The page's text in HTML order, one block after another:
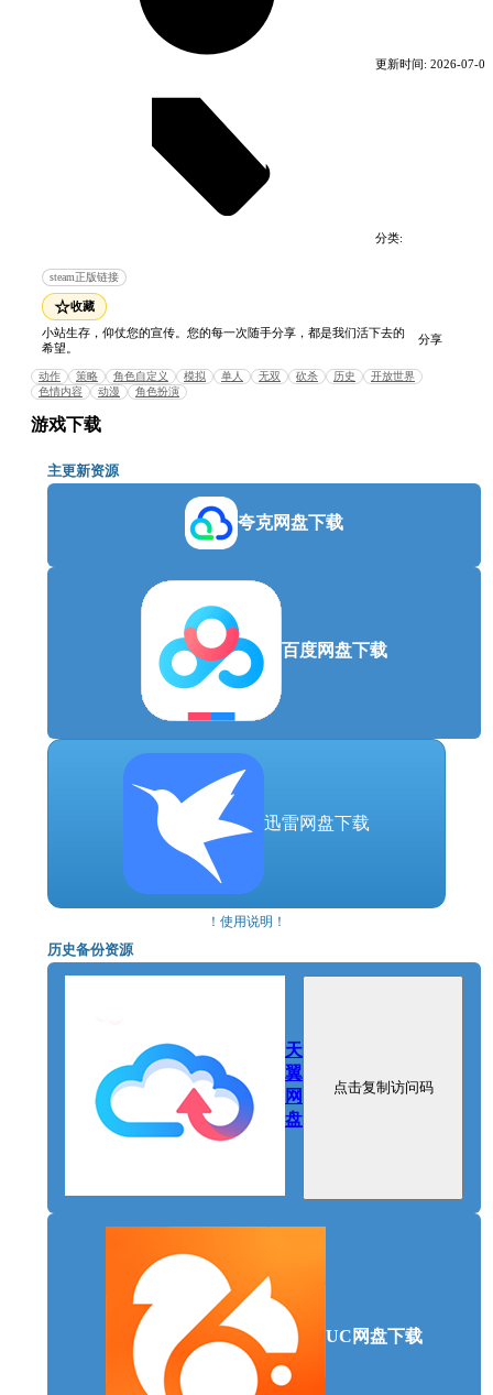
※《真・三国无双８ 帝国 Deluxe Edition》亦现正发
售中。购买时敬请留意。
需要 64 位处理器和操作系统
处理器: Intel Core i5 4460 or over
内存: 6 GB RAM
显卡: NVIDIA GeForce GTX 760（2GB） /
AMD Radeon R7 370（4GB）or over
网络: 宽带互联网连接
声卡: 16 bit stereo, 48KHz WAVE file can be
附注事项: Set the graphics quality to Low from
"Graphics Settings (Advanced)". This will
automatically adjust the settings @ 1280x720.
需要 64 位处理器和操作系统
操作系统: Windows® 10, 64bit
处理器: Intel Core i7 3770 / AMD Ryzen 5 2600 or
内存: 8 GB RAM
显卡: NVIDIA GeForce GTX 1660 / AMD
DirectX 版本: 11
网络: 宽带互联网连接
存储空间: 需要 50 GB 可用空间
声卡: 16 bit 5.1ch surround, 48KHz WAVE file can
附注事项: Set the graphics quality to High from
"Graphics Settings (Advanced)". This will
更新时间: 2026-07-08
分类:
steam正版链接
☆收藏
小站生存，仰仗您的宣传。您的每一次随手分享，都是我们活下去的
希望。
分享
动作 策略 角色自定义 模拟 单人 无双 砍杀 历史
开放世界
色情内容
动漫 角色扮演
游戏下载
主更新资源
夸克网盘下载
百度网盘下载
迅雷网盘下载
！使用说明！
历史备份资源
天
翼
网
盘
点击复制访问码
UC网盘下载